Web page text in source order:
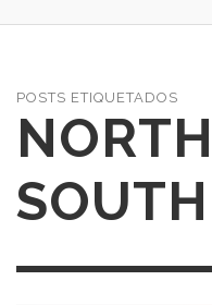
POSTS ETIQUETADOS
SOUTH